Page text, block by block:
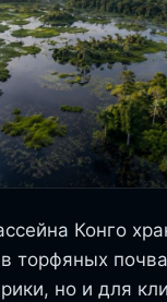
Конго
в торфяных
но и для